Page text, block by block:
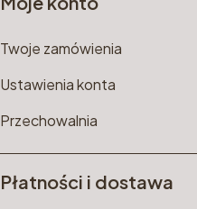
Twoje zamówienia
Ustawienia konta
Przechowalnia
Płatności i dostawa